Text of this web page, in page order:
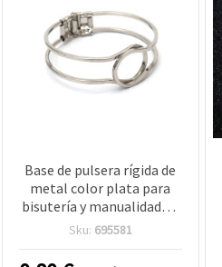
Base de pulsera rígida de
metal color plata para
bisutería y manualidades,
55x60 mm
Sku: 695581